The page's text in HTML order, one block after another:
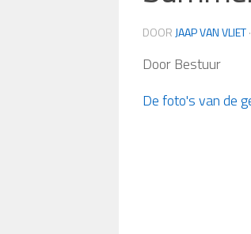
DOOR JAAP VAN VLIET·
Door Bestuur
De foto's van de